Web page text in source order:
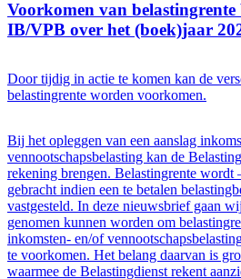
Voorkomen van belastingrente
IB/VPB over het (boek)jaar
Door tijdig in actie te komen kan de
belastingrente worden voorkomen.
Bij het opleggen van een aanslag
vennootschapsbelasting kan de
rekening brengen. Belastingrente wordt
gebracht indien een te betalen
vastgesteld. In deze nieuwsbrief gaan
genomen kunnen worden om
inkomsten- en/of
te voorkomen. Het belang daarvan is
waarmee de Belastingdienst rekent